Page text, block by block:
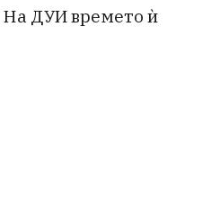
ДУИ времето ѝ